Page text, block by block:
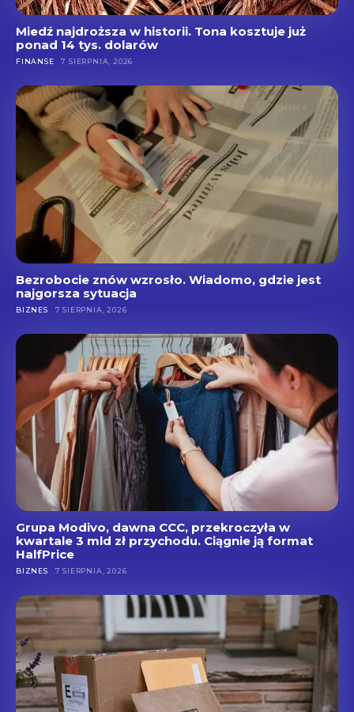
Miedź najdroższa w historii. Tona kosztuje już
ponad 14 tys. dolarów
FINANSE 7 SIERPNIA, 2026
Bezrobocie znów wzrosło. Wiadomo, gdzie jest
najgorsza sytuacja
BIZNES 7 SIERPNIA, 2026
Grupa Modivo, dawna CCC, przekroczyła w
kwartale 3 mld zł przychodu. Ciągnie ją format
HalfPrice
BIZNES 7 SIERPNIA, 2026